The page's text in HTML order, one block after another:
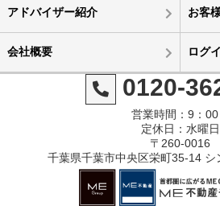
アドバイザー紹介 お客
会社概要 ログ
0120-
営業時間：9：00
定休日：水曜日
〒260-0016
千葉県千葉市中央区栄町35-14